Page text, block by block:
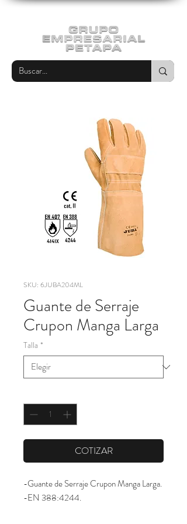
SKU: 6JUBA204ML
Guante de Serraje
Crupon Manga Larga
Talla *
COTIZAR
-Guante de Serraje Crupon Manga Larga.
-EN 388:4244.